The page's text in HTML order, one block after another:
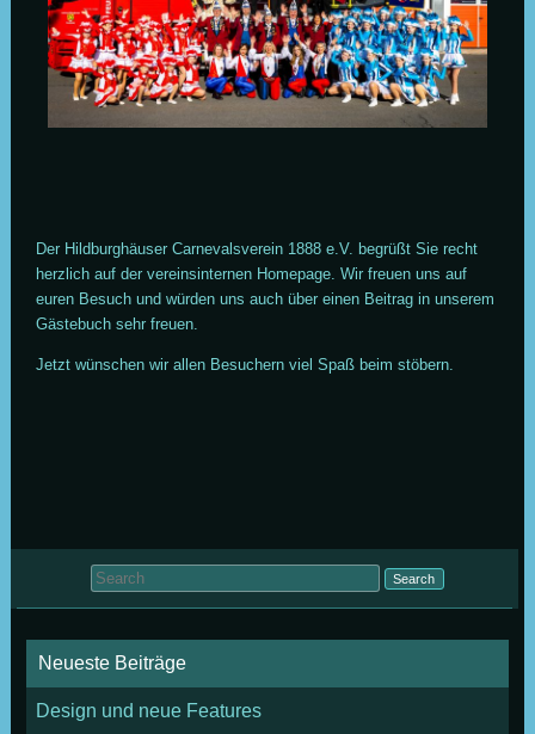
Der Hildburghäuser Carnevalsverein 1888 e.V. begrüßt Sie recht
herzlich auf der vereinsinternen Homepage. Wir freuen uns auf
euren Besuch und würden uns auch über einen Beitrag in unserem
Gästebuch sehr freuen.
Jetzt wünschen wir allen Besuchern viel Spaß beim stöbern.
Search for:
Neueste Beiträge
Design und neue Features